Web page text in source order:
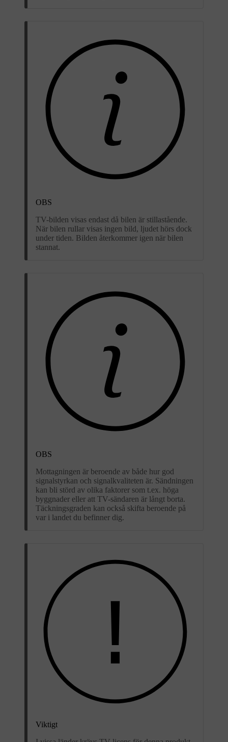
OBS
TV-bilden visas endast då bilen är stillastående.
När bilen rullar visas ingen bild, ljudet hörs dock
under tiden. Bilden återkommer igen när bilen
stannat.
OBS
Mottagningen är beroende av både hur god
signalstyrkan och signalkvaliteten är. Sändningen
kan bli störd av olika faktorer som t.ex. höga
byggnader eller att TV-sändaren är långt borta.
Täckningsgraden kan också skifta beroende på
var i landet du befinner dig.
Viktigt